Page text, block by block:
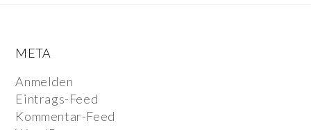
META
Anmelden
Eintrags-Feed
Kommentar-Feed